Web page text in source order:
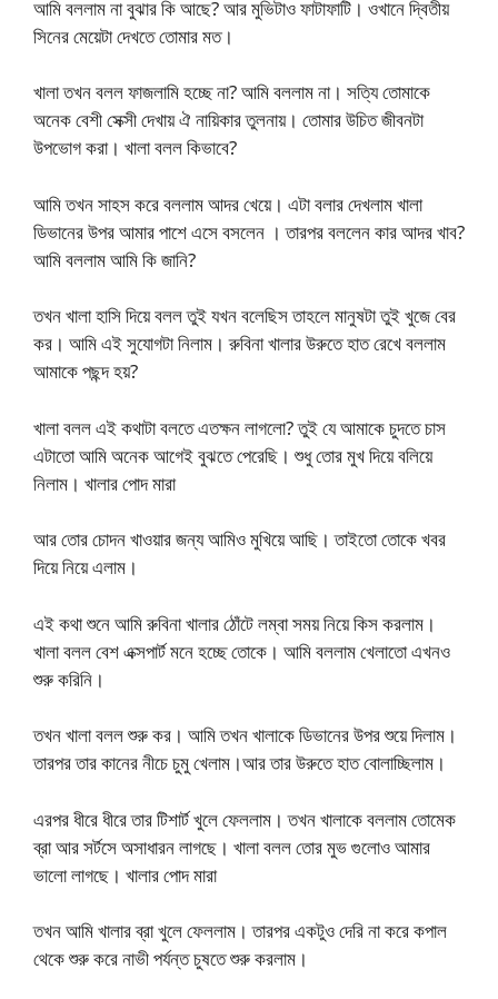
আমি বললাম না বুঝার কি আছে? আর মুভিটাও ফাটাফাটি। ওখানে দ্বিতীয়
সিনের মেয়েটা দেখতে তোমার মত।
খালা তখন বলল ফাজলামি হচ্ছে না? আমি বললাম না। সত্যি তোমাকে
অনেক বেশী সেক্সী দেখায় ঐ নায়িকার তুলনায়। তোমার উচিত জীবনটা
উপভোগ করা। খালা বলল কিভাবে?
আমি তখন সাহস করে বললাম আদর খেয়ে। এটা বলার দেখলাম খালা
ডিভানের উপর আমার পাশে এসে বসলেন । তারপর বললেন কার আদর খাব?
আমি বললাম আমি কি জানি?
তখন খালা হাসি দিয়ে বলল তুই যখন বলেছিস তাহলে মানুষটা তুই খুজে বের
কর। আমি এই সুযোগটা নিলাম। রুবিনা খালার উরুতে হাত রেখে বললাম
আমাকে পছন্দ হয়?
খালা বলল এই কথাটা বলতে এতক্ষন লাগলো? তুই যে আমাকে চুদতে চাস
এটাতো আমি অনেক আগেই বুঝতে পেরেছি। শুধু তোর মুখ দিয়ে বলিয়ে
নিলাম। খালার পোদ মারা
আর তোর চোদন খাওয়ার জন্য আমিও মুখিয়ে আছি। তাইতো তোকে খবর
দিয়ে নিয়ে এলাম।
এই কথা শুনে আমি রুবিনা খালার ঠোঁটে লম্বা সময় নিয়ে কিস করলাম।
খালা বলল বেশ এক্সপার্ট মনে হচ্ছে তোকে। আমি বললাম খেলাতো এখনও
শুরু করিনি।
তখন খালা বলল শুরু কর। আমি তখন খালাকে ডিভানের উপর শুয়ে দিলাম।
তারপর তার কানের নীচে চুমু খেলাম।আর তার উরুতে হাত বোলাচ্ছিলাম।
এরপর ধীরে ধীরে তার টিশার্ট খুলে ফেললাম। তখন খালাকে বললাম তোমেক
ব্রা আর সর্টসে অসাধারন লাগছে। খালা বলল তোর মুভ গুলোও আমার
ভালো লাগছে। খালার পোদ মারা
তখন আমি খালার ব্রা খুলে ফেললাম। তারপর একটুও দেরি না করে কপাল
থেকে শুরু করে নাভী পর্যন্ত চুষতে শুরু করলাম।